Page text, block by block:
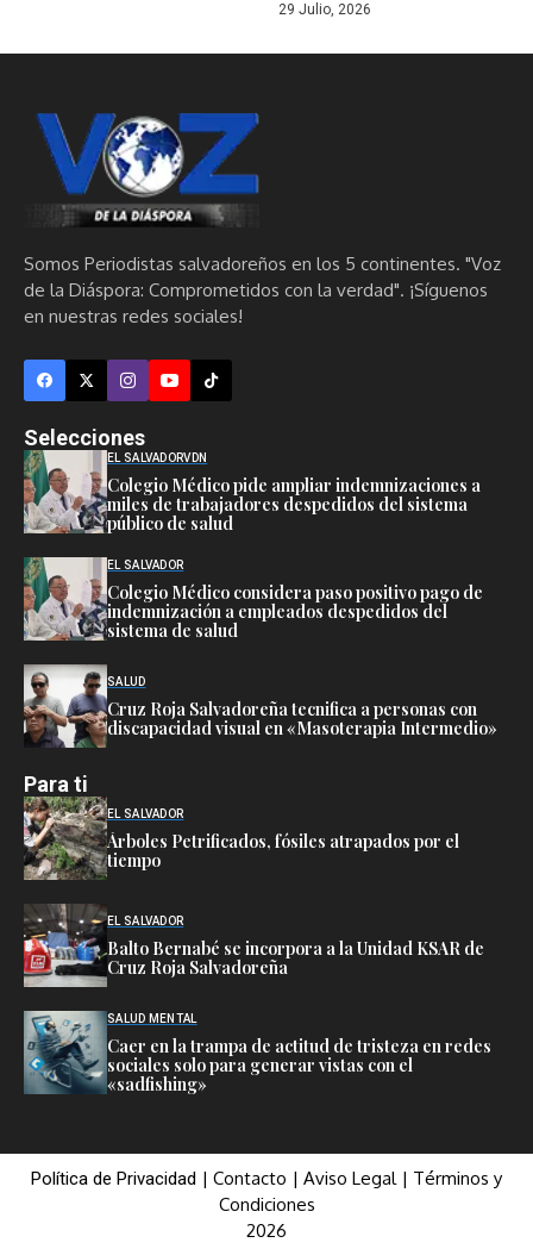
29 Julio, 2026
Somos Periodistas salvadoreños en los 5 continentes. "Voz
de la Diáspora: Comprometidos con la verdad". ¡Síguenos
en nuestras redes sociales!
Selecciones
EL SALVADORVDN
Colegio Médico pide ampliar indemnizaciones a
miles de trabajadores despedidos del sistema
público de salud
EL SALVADOR
Colegio Médico considera paso positivo pago de
indemnización a empleados despedidos del
sistema de salud
SALUD
Cruz Roja Salvadoreña tecnifica a personas con
discapacidad visual en «Masoterapia Intermedio»
Para ti
EL SALVADOR
Árboles Petrificados, fósiles atrapados por el
tiempo
EL SALVADOR
Balto Bernabé se incorpora a la Unidad KSAR de
Cruz Roja Salvadoreña
SALUD MENTAL
Caer en la trampa de actitud de tristeza en redes
sociales solo para generar vistas con el
«sadfishing»
Política de Privacidad | Contacto | Aviso Legal| Términos y
Condiciones
2026